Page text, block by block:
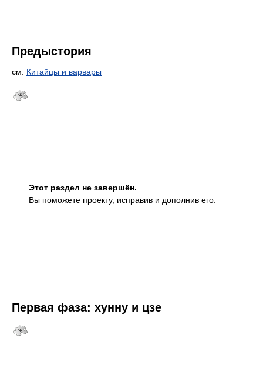
Предыстория
см. Китайцы и варвары
Этот раздел не завершён.
Вы поможете проекту, исправив и дополнив его.
Первая фаза: хунну и цзе